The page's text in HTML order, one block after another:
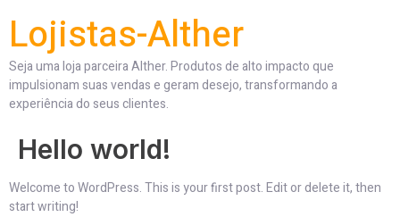
Lojistas-Alther
Seja uma loja parceira Alther. Produtos de alto impacto que
impulsionam suas vendas e geram desejo, transformando a
experiência do seus clientes.
Hello world!
Welcome to WordPress. This is your first post. Edit or delete it, then
start writing!